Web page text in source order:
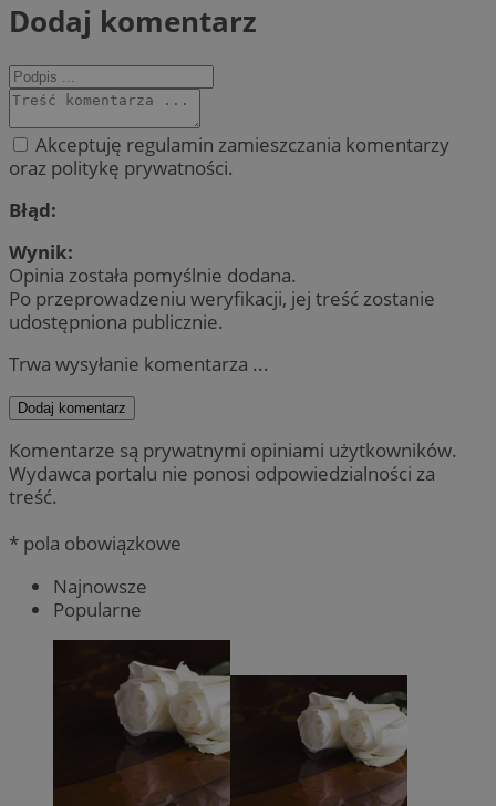
Dodaj komentarz
Akceptuję regulamin zamieszczania komentarzy
oraz politykę prywatności.
Błąd:
Wynik:
Opinia została pomyślnie dodana.
Po przeprowadzeniu weryfikacji, jej treść zostanie
udostępniona publicznie.
Trwa wysyłanie komentarza ...
Dodaj komentarz
Komentarze są prywatnymi opiniami użytkowników.
Wydawca portalu nie ponosi odpowiedzialności za
treść.
* pola obowiązkowe
Najnowsze
Popularne